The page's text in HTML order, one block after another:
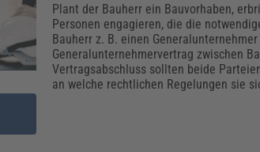
Plant der Bauherr ein Bauvorhaben,
Personen engagieren, die die
Bauherr z. B. einen
Generalunternehmervertrag zwischen
Vertragsabschluss sollten beide
an welche rechtlichen Regelungen sie